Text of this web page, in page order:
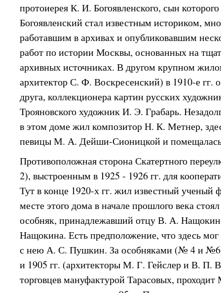
протоиерея К. И. Богоявленского, сын
Богоявленский стал известным историком,
работавшим в архивах и опубликовавшим
работ по истории Москвы, основанных на
архивных источниках. В другом крупном
архитектор С. Ф. Воскресенский) в 1910-е гг.
друга, коллекционера картин русских
Трояновского художник И. Э. Грабарь.
в этом доме жил композитор Н. К. Метнер,
певицы М. А. Дейши-Сионицкой и помещалась
Противоположная сторона Скатертного
2), выстроенным в 1925 - 1926 гг. для
Тут в конце 1920-х гг. жил известный
месте этого дома в начале прошлого века
особняк, принадлежавший отцу В. А.
Нащокина. Есть предположение, что здесь
с нею А. С. Пушкин. За особняками (№ 4 и
и 1905 гг. (архитекторы М. Г. Гейслер и В. П.
торговцев мануфактурой Тарасовых,